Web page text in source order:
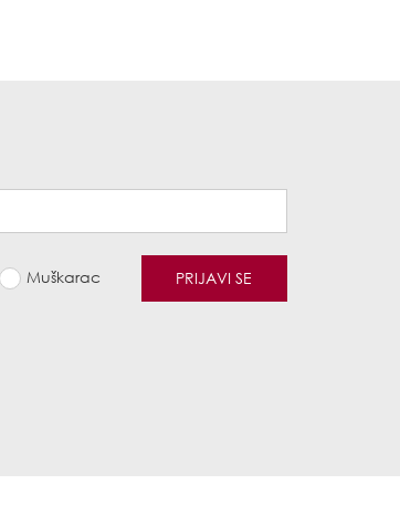
Muškarac PRIJAVI SE